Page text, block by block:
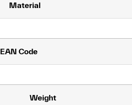
Material
EAN Code
Weight